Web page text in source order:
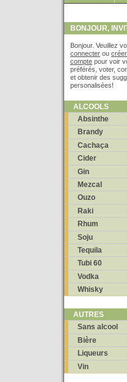
BONJOUR,
Bonjour. Veuillez
connecter ou
compte pour voir
préférés, voter,
et obtenir des
personalisées!
ALCOOLS
Absinthe
Brandy
Cachaça
Cider
Gin
Mezcal
Ouzo
Raki
Rhum
Soju
Tequila
Tubi 60
Vodka
Whisky
AUTRES
Sans alcool
Bière
Liqueurs
Vin